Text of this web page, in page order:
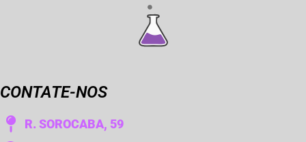
CONTATE-NOS
R. SOROCABA, 59